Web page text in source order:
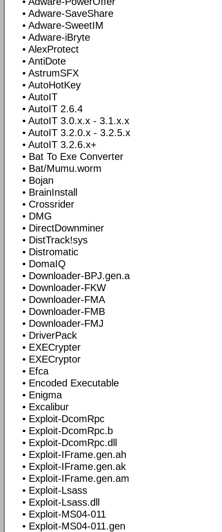
• Adware-SaveShare
• Adware-SweetIM
• Adware-iBryte
• AlexProtect
• AntiDote
• AstrumSFX
• AutoHotKey
• AutoIT
• AutoIT 2.6.4
• AutoIT 3.0.x.x - 3.1.x.x
• AutoIT 3.2.0.x - 3.2.5.x
• AutoIT 3.2.6.x+
• Bat To Exe Converter
• Bat/Mumu.worm
• Bojan
• BrainInstall
• Crossrider
• DMG
• DirectDownminer
• DistTrack!sys
• Distromatic
• DomaIQ
• Downloader-BPJ.gen.a
• Downloader-FKW
• Downloader-FMA
• Downloader-FMB
• Downloader-FMJ
• DriverPack
• EXECrypter
• EXECryptor
• Efca
• Encoded Executable
• Enigma
• Excalibur
• Exploit-DcomRpc
• Exploit-DcomRpc.b
• Exploit-DcomRpc.dll
• Exploit-IFrame.gen.ah
• Exploit-IFrame.gen.ak
• Exploit-IFrame.gen.am
• Exploit-Lsass
• Exploit-Lsass.dll
• Exploit-MS04-011
• Exploit-MS04-011.gen